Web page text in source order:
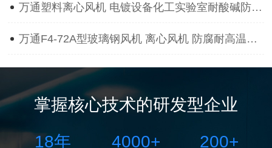
万通塑料离心风机 电镀设备化工实验室耐酸碱防腐蚀抽风用通风机
万通F4-72A型玻璃钢风机 离心风机 防腐耐高温离心风机
掌握核心技术的研发型企业
18年 4000+ 200+